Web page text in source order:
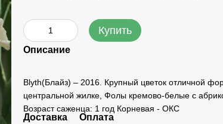
Купить
Описание
Blyth(Блайз) – 2016. Крупный цветок отличной
центральной жилке, Фолы кремово-белые с
Возраст саженца: 1 год Корневая - ОКС
Доставка Оплата